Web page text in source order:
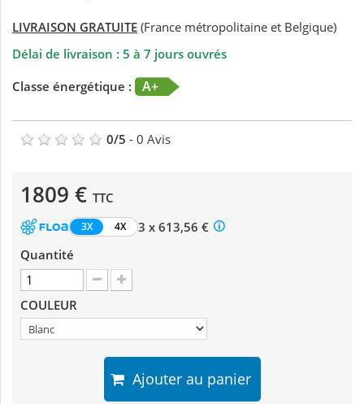
LIVRAISON GRATUITE (France métropolitaine et Belgique)
Délai de livraison : 5 à 7 jours ouvrés
Classe énergétique :
A+
0/5 - 0 Avis
1809 € TTC
3X 4X
3 x 613,56 €
Quantité
COULEUR
Ajouter au panier